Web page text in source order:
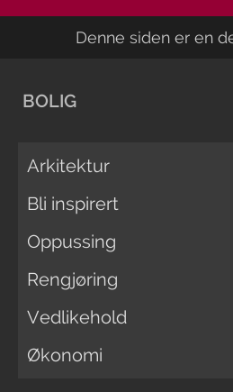
Denne siden er en
BOLIG
Arkitektur
Bli inspirert
Oppussing
Rengjøring
Vedlikehold
Økonomi